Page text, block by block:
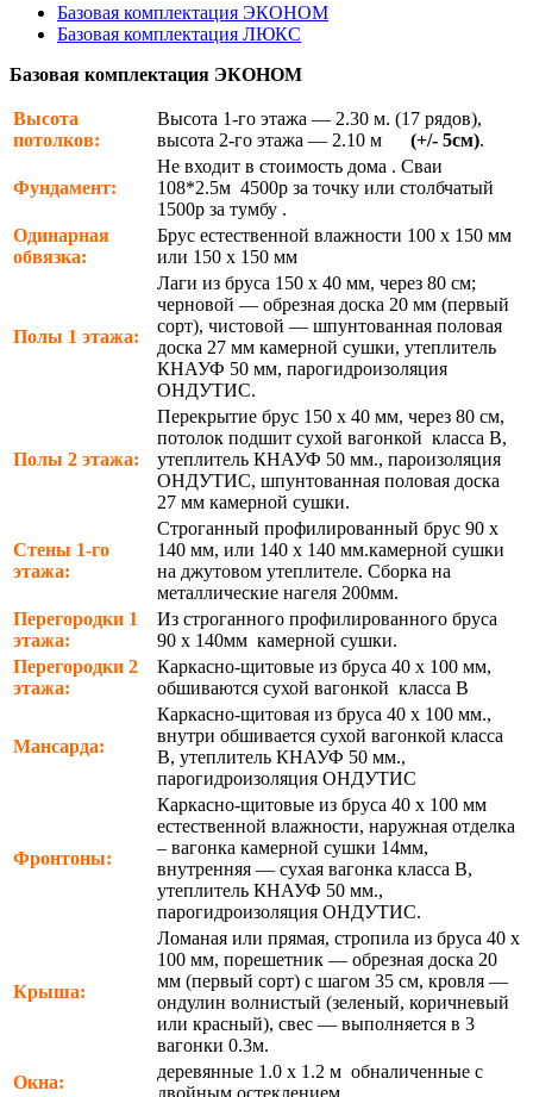
Базовая комплектация ЭКОНОМ
Базовая комплектация ЛЮКС
Базовая комплектация ЭКОНОМ
Высота
потолков:
Высота 1-го этажа — 2.30 м. (17 рядов),
высота 2-го этажа — 2.10 м (+/- 5см).
Фундамент:
Не входит в стоимость дома . Сваи
108*2.5м 4500р за точку или столбчатый
1500р за тумбу .
Одинарная
обвязка:
Брус естественной влажности 100 х 150 мм
или 150 х 150 мм
Полы 1 этажа:
Лаги из бруса 150 х 40 мм, через 80 см;
черновой — обрезная доска 20 мм (первый
сорт), чистовой — шпунтованная половая
доска 27 мм камерной сушки, утеплитель
КНАУФ 50 мм, парогидроизоляция
ОНДУТИС.
Полы 2 этажа:
Перекрытие брус 150 х 40 мм, через 80 см,
потолок подшит сухой вагонкой класса В,
утеплитель КНАУФ 50 мм., пароизоляция
ОНДУТИС, шпунтованная половая доска
27 мм камерной сушки.
Стены 1-го
этажа:
Строганный профилированный брус 90 х
140 мм, или 140 х 140 мм.камерной сушки
на джутовом утеплителе. Сборка на
металлические нагеля 200мм.
Перегородки 1
этажа:
Из строганного профилированного бруса
90 х 140мм камерной сушки.
Перегородки 2
этажа:
Каркасно-щитовые из бруса 40 х 100 мм,
обшиваются сухой вагонкой класса В
Мансарда:
Каркасно-щитовая из бруса 40 х 100 мм.,
внутри обшивается сухой вагонкой класса
В, утеплитель КНАУФ 50 мм.,
парогидроизоляция ОНДУТИС
Фронтоны:
Каркасно-щитовые из бруса 40 х 100 мм
естественной влажности, наружная отделка
– вагонка камерной сушки 14мм,
внутренняя — сухая вагонка класса В,
утеплитель КНАУФ 50 мм.,
парогидроизоляция ОНДУТИС.
Крыша:
Ломаная или прямая, стропила из бруса 40 х
100 мм, порешетник — обрезная доска 20
мм (первый сорт) с шагом 35 см, кровля —
ондулин волнистый (зеленый, коричневый
или красный), свес — выполняется в 3
вагонки 0.3м.
Окна:
деревянные 1.0 х 1.2 м обналиченные с
двойным остеклением.